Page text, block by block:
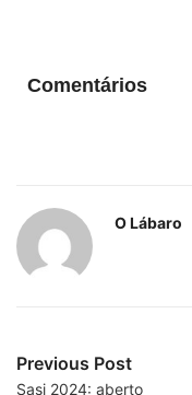
Comentários
O Lábaro
Previous Post
Sasi 2024: aberto